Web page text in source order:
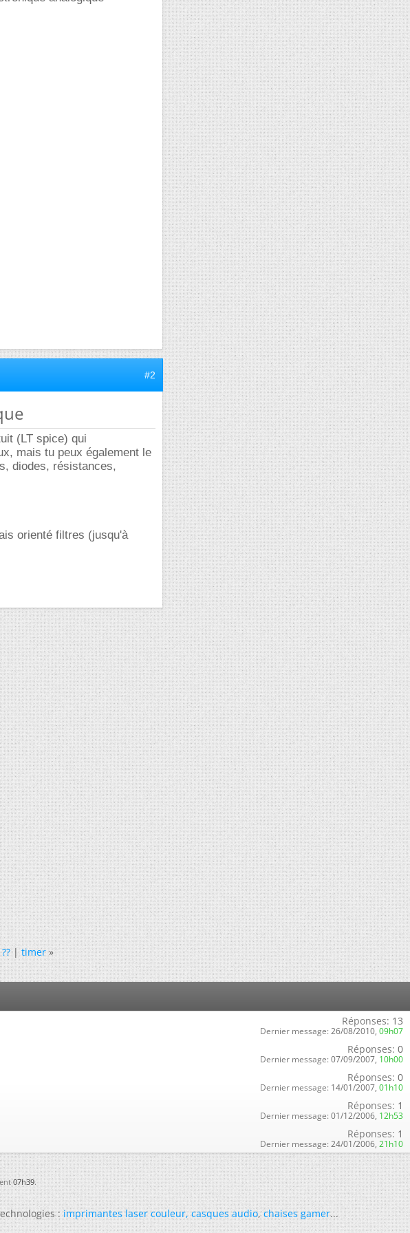
#2
(LT spice) qui
mais tu peux également le
diodes, résistances,
orienté filtres (jusqu'à
|timer »
Réponses: 13
Dernier message: 26/08/2010, 09h07
Réponses: 0
Dernier message: 07/09/2007, 10h00
Réponses: 0
Dernier message: 14/01/2007, 01h10
Réponses: 1
Dernier message: 01/12/2006, 12h53
Réponses: 1
Dernier message: 24/01/2006, 21h10
07h39.
:imprimantes laser couleur,casques audio,chaises gamer...